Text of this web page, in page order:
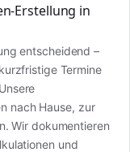
Erstellung in
entscheidend –
Termine
nach Hause, zur
Wir dokumentieren
und